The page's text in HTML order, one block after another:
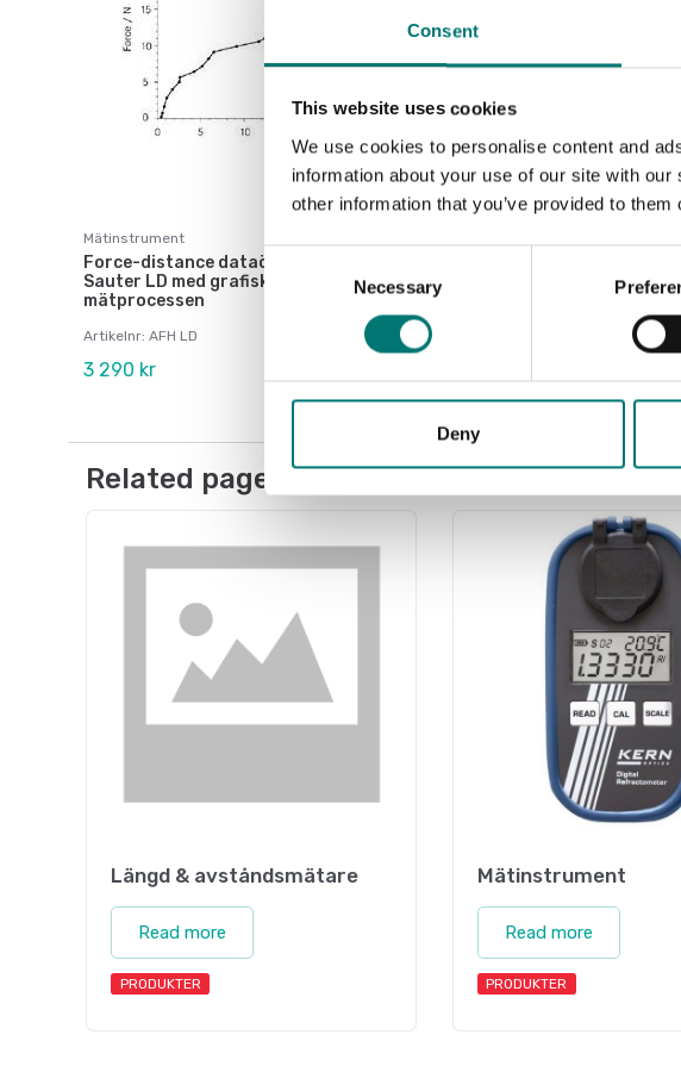
Consent
This website uses cookies
We use cookies to personalise content and
information about your use of our site with
other information that you’ve provided to
Consent
Selection
Necessary
Deny
Mätinstrument
Force-distance dataöverföringsprogram till
Sauter LD med grafisk representation av
mätprocessen
Artikelnr: AFH LD
3 290 kr
Related pages
Längd & avståndsmätare
Read more
PRODUKTER
Mätinstrument
Read more
PRODUKTER